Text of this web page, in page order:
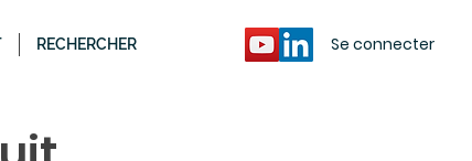
RECHERCHER Se connecter